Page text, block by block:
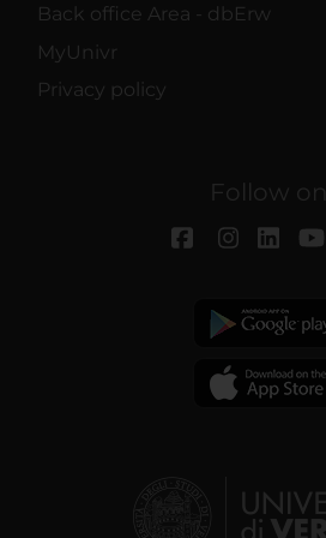
Back office Area - dbErw
MyUnivr
Privacy policy
Follow on